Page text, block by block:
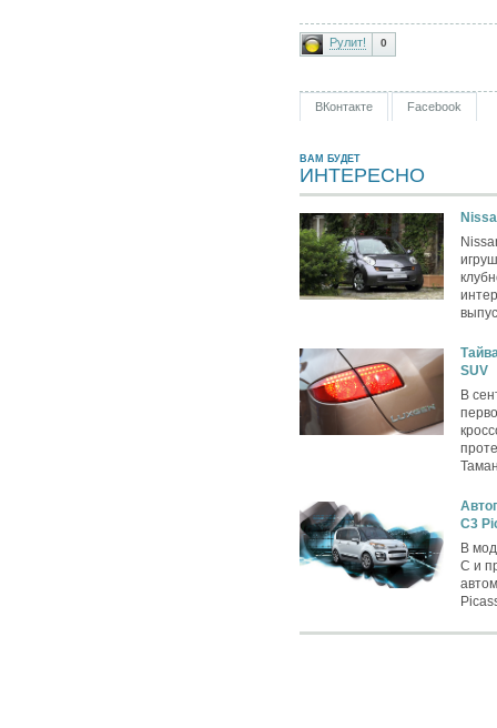
Рулит! 0
ВКонтакте Facebook
ВАМ БУДЕТ
ИНТЕРЕСНО
SUV
В
C3
В
C и